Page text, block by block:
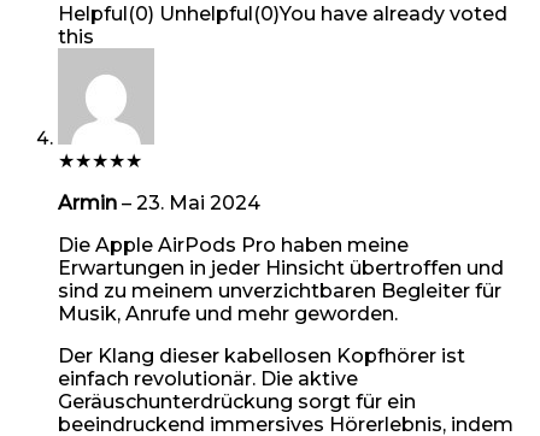
Helpful(0) Unhelpful(0)You have already voted
this
★★★★★
Armin – 23. Mai 2024
Die Apple AirPods Pro haben meine
Erwartungen in jeder Hinsicht übertroffen und
sind zu meinem unverzichtbaren Begleiter für
Musik, Anrufe und mehr geworden.
Der Klang dieser kabellosen Kopfhörer ist
einfach revolutionär. Die aktive
Geräuschunterdrückung sorgt für ein
beeindruckend immersives Hörerlebnis, indem